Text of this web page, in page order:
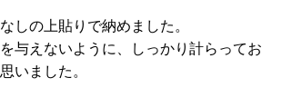
しの上貼りで納めました。
与えないように、しっかり計らってお
いました。